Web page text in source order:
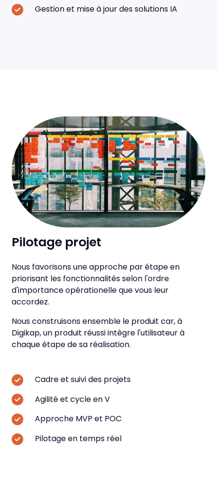
Gestion et mise à jour des solutions IA
Pilotage projet
Nous favorisons une approche par étape en
priorisant les fonctionnalités selon l'ordre
d'importance opérationelle que vous leur
accordez.
Nous construisons ensemble le produit car, à
Digikap, un produit réussi intègre l'utilisateur à
chaque étape de sa réalisation.
Cadre et suivi des projets
Agilité et cycle en V
Approche MVP et POC
Pilotage en temps réel